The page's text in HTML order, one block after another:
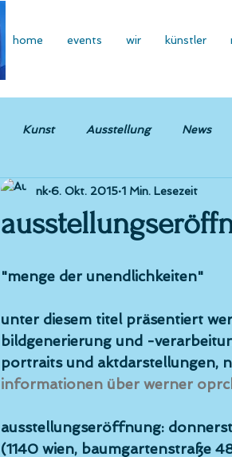
home events wir künstler
Kunst Ausstellung News
nk 6. Okt. 2015 1 Min. Lesezeit
"menge der unendlichkeiten"
unter diesem titel präsentiert
bildgenerierung und -
portraits und aktdarstellungen,
informationen über werner
ausstellungseröffnung:
(1140 wien, baumgartenstraße